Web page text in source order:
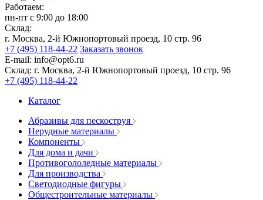
Работаем:
пн-пт с 9:00 до 18:00
Склад:
г. Москва, 2-й Южнопортовый проезд, 10 стр. 96
+7 (495) 118-44-22 Заказать звонок
E-mail: info@opt6.ru
Склад: г. Москва, 2-й Южнопортовый проезд, 10 стр. 96
+7 (495) 118-44-22
Каталог
Абразивы для пескоструя
Нерудные материалы
Компоненты
Для дома и дачи
Противогололедные материалы
Для производства
Светодиодные фигуры
Общестроительные материалы